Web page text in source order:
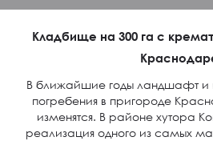
Кладбище на 300 га с
В ближайшие годы ландшафт и
погребения в пригороде
изменятся. В районе хутора
реализация одного из самых